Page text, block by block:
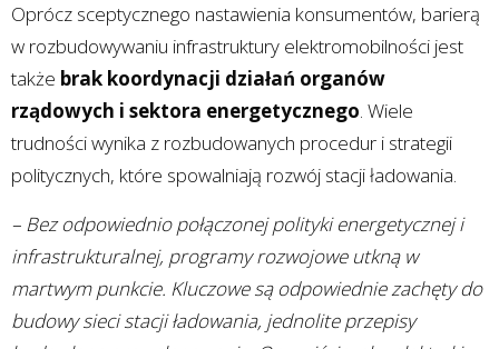
Oprócz sceptycznego nastawienia konsumentów, barierą
w rozbudowywaniu infrastruktury elektromobilności jest
także brak koordynacji działań organów
rządowych i sektora energetycznego. Wiele
trudności wynika z rozbudowanych procedur i strategii
politycznych, które spowalniają rozwój stacji ładowania.
– Bez odpowiednio połączonej polityki energetycznej i
infrastrukturalnej, programy rozwojowe utkną w
martwym punkcie. Kluczowe są odpowiednie zachęty do
budowy sieci stacji ładowania, jednolite przepisy